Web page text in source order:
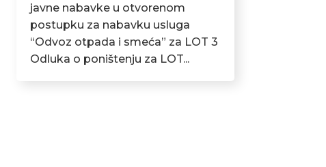
javne nabavke u otvorenom
postupku za nabavku usluga
“Odvoz otpada i smeća” za LOT 3
Odluka o poništenju za LOT...